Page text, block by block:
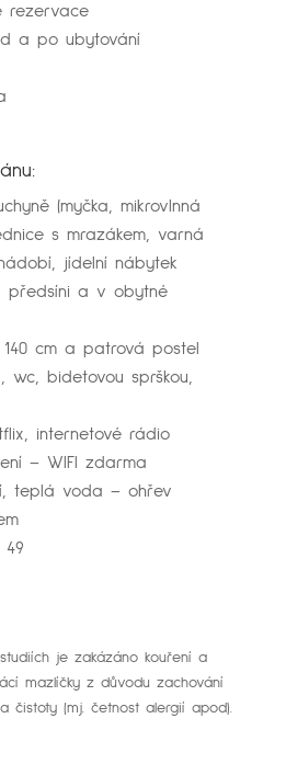
rezervace
a po ubytování
(myčka, mikrovlnná
s mrazákem, varná
jídelní nábytek
předsíni a v obytné
cm a patrová postel
wc, bidetovou sprškou,
internetové rádio
– WIFI zdarma
teplá voda – ohřev
49
je zakázáno kouření a
mazlíčky z důvodu zachování
čistoty (mj. četnost alergií apod).